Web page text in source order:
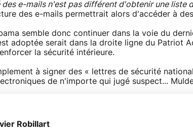
des e-mails n'est pas différent d'obtenir une liste
des e-mails permettrait alors d'accéder à
semble donc continuer dans la voie du
adoptée serait dans la droite ligne du Patriot
la sécurité intérieure.
à signer des « lettres de sécurité
de n'importe qui jugé suspect...
Robillart